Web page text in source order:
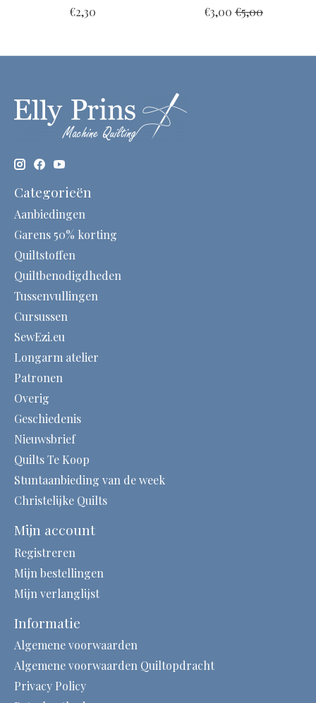
€2,30
€3,00 €5,00
Categorieën
Aanbiedingen
Garens 50% korting
Quiltstoffen
Quiltbenodigdheden
Tussenvullingen
Cursussen
SewEzi.eu
Longarm atelier
Patronen
Overig
Geschiedenis
Nieuwsbrief
Quilts Te Koop
Stuntaanbieding van de week
Christelijke Quilts
Mijn account
Registreren
Mijn bestellingen
Mijn verlanglijst
Informatie
Algemene voorwaarden
Algemene voorwaarden Quiltopdracht
Privacy Policy